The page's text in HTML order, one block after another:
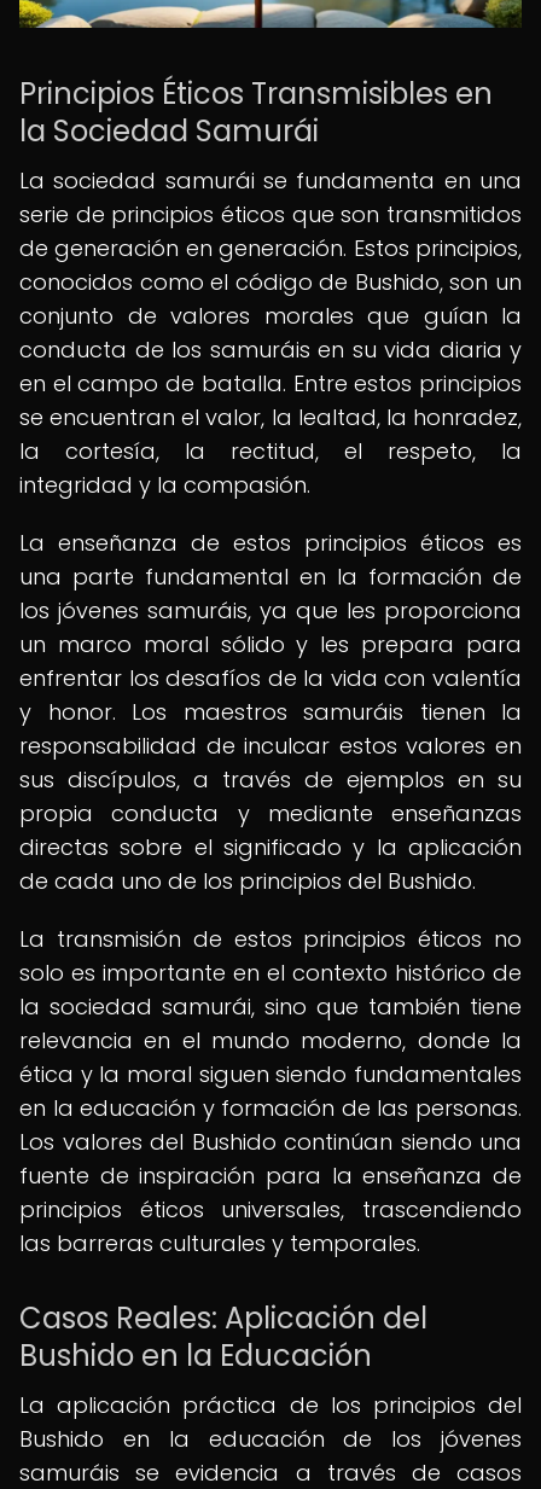
Principios Éticos Transmisibles en
la Sociedad Samurái
La sociedad samurái se fundamenta en una
serie de principios éticos que son transmitidos
de generación en generación. Estos principios,
conocidos como el código de Bushido, son un
conjunto de valores morales que guían la
conducta de los samuráis en su vida diaria y
en el campo de batalla. Entre estos principios
se encuentran el valor, la lealtad, la honradez,
la cortesía, la rectitud, el respeto, la
integridad y la compasión.
La enseñanza de estos principios éticos es
una parte fundamental en la formación de
los jóvenes samuráis, ya que les proporciona
un marco moral sólido y les prepara para
enfrentar los desafíos de la vida con valentía
y honor. Los maestros samuráis tienen la
responsabilidad de inculcar estos valores en
sus discípulos, a través de ejemplos en su
propia conducta y mediante enseñanzas
directas sobre el significado y la aplicación
de cada uno de los principios del Bushido.
La transmisión de estos principios éticos no
solo es importante en el contexto histórico de
la sociedad samurái, sino que también tiene
relevancia en el mundo moderno, donde la
ética y la moral siguen siendo fundamentales
en la educación y formación de las personas.
Los valores del Bushido continúan siendo una
fuente de inspiración para la enseñanza de
principios éticos universales, trascendiendo
las barreras culturales y temporales.
Casos Reales: Aplicación del
Bushido en la Educación
La aplicación práctica de los principios del
Bushido en la educación de los jóvenes
samuráis se evidencia a través de casos